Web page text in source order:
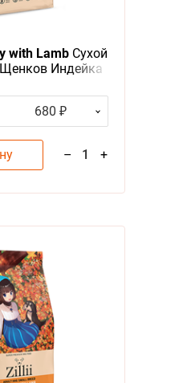
with LambСухой
Индейка
680 ₽
– 1 +